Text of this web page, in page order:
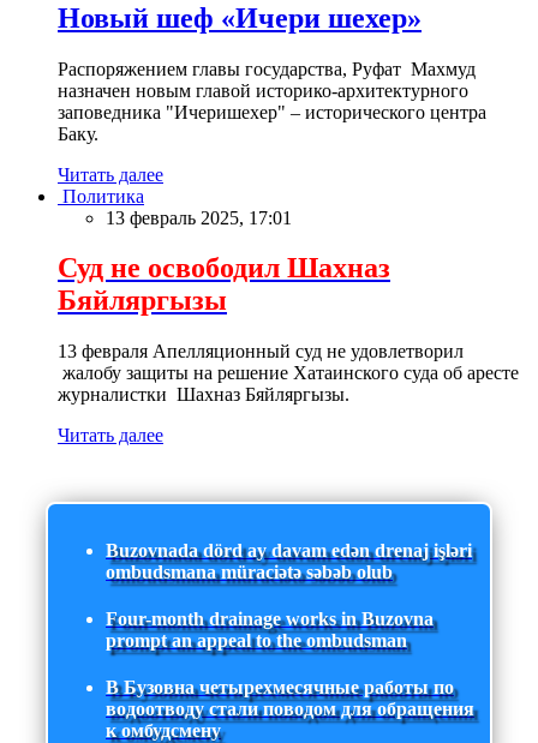
Новый шеф «Ичери шехер»
Распоряжением главы государства, Руфат Махмуд
назначен новым главой историко-архитектурного
заповедника "Ичеришехер" – исторического центра
Баку.
Читать далее
Политика
13 февраль 2025, 17:01
Суд не освободил Шахназ
Бяйляргызы
13 февраля Апелляционный суд не удовлетворил
жалобу защиты на решение Хатаинского суда об аресте
журналистки Шахназ Бяйляргызы.
Читать далее
Buzovnada dörd ay davam edən drenaj işləri
ombudsmana müraciətə səbəb olub
Four-month drainage works in Buzovna
prompt an appeal to the ombudsman
В Бузовна четырехмесячные работы по
водоотводу стали поводом для обращения
к омбудсмену